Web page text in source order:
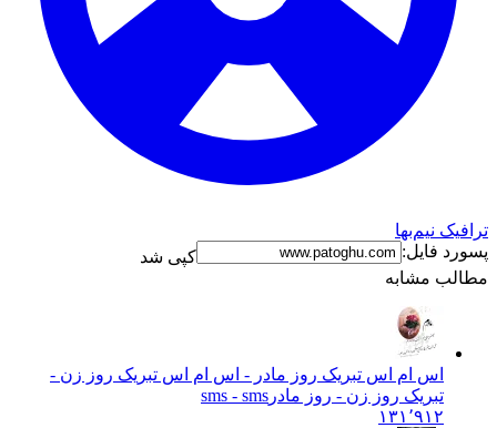
ترافیک نیم‌بها
پسورد فایل:
کپی شد
مطالب مشابه
اس ام اس تبریک روز مادر - اس ام اس تبریک روز زن -
تبریک روز زن - روز مادر sms - sms
۱۳۱٬۹۱۲